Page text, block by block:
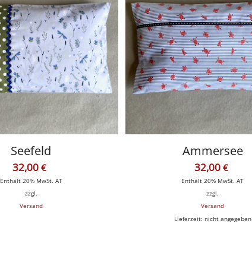
Seefeld
32,00€
Enthält 20% MwSt. AT
zzgl.
Versand
Ammersee
32,00 €
Enthält 20% MwSt. AT
zzgl.
Versand
Lieferzeit: nicht angegeben